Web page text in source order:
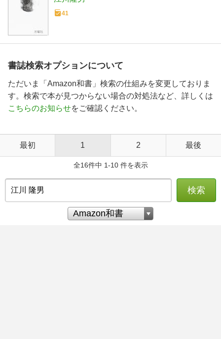
41
書誌検索オプションについて
ただいま「Amazon和書」検索の仕組みを変更しておりま
す。検索で本が見つからない場合の対処法など、詳しくは
こちらのお知らせをご確認ください。
最初 1 2 最後
全16件中 1-10 件を表示
検索